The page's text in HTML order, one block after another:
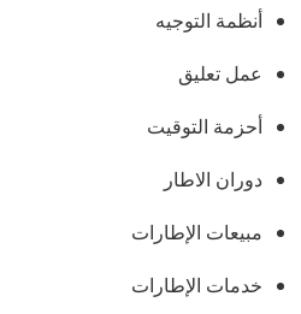
أنظمة التوجيه
عمل تعليق
أحزمة التوقيت
دوران الاطار
مبيعات الإطارات
خدمات الإطارات